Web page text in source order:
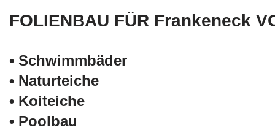
FOLIENBAU FÜR Frankeneck
• Schwimm­bäder
• Naturteiche
• Koiteiche
• Poolbau